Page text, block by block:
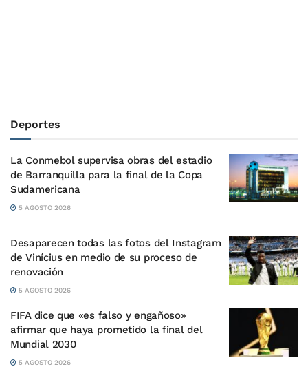
Deportes
La Conmebol supervisa obras del estadio
de Barranquilla para la final de la Copa
Sudamericana
5 AGOSTO 2026
Desaparecen todas las fotos del Instagram
de Vinícius en medio de su proceso de
renovación
5 AGOSTO 2026
FIFA dice que «es falso y engañoso»
afirmar que haya prometido la final del
Mundial 2030
5 AGOSTO 2026